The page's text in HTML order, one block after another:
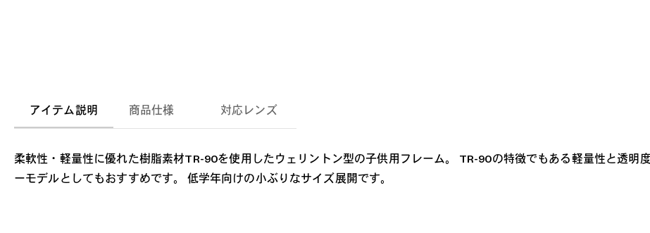
アイテム説明 商品仕様 対応レンズ
柔軟性・軽量性に優れた樹脂素材TR-90を使用したウェリントン型の子供用フレーム。 TR-90の特徴でもある軽量性と透明
ーモデルとしてもおすすめです。 低学年向けの小ぶりなサイズ展開です。